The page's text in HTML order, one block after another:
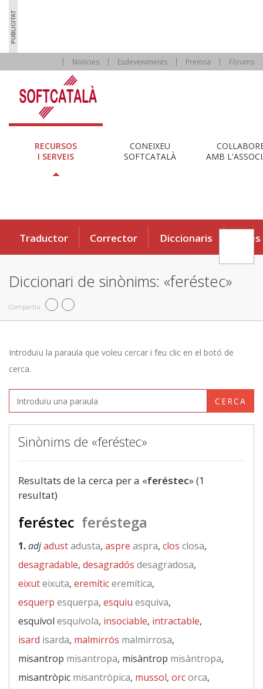
Notícies Esdeveniments Premsa Fòrums
RECURSOS
I SERVEIS
CONEIXEU
SOFTCATALÀ
AMB
Traductor Corrector Diccionaris Eines
Diccionari de sinònims: «feréstec»
Compartiu
Introduïu la paraula que voleu cercar i feu clic en el botó de
cerca.
CERCA
Sinònims de «feréstec»
Resultats de la cerca per a «feréstec» (1
resultat)
feréstec feréstega
1.adjadustadusta, aspre aspra, clos closa,
desagradable, desagradós desagradosa,
eixuteixuta, eremíticeremítica,
esquerp esquerpa, esquiu esquiva,
esquívol esquívola, insociable, intractable,
isard isarda, malmirrós malmirrosa,
misantrop misantropa, misàntrop misàntropa,
misantròpic misantròpica, mussol, orcorca,